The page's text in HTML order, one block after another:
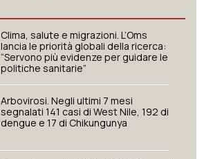
Clima, salute e migrazioni. L’Oms
lancia le priorità globali della ricerca:
“Servono più evidenze per guidare le
politiche sanitarie”
Arbovirosi. Negli ultimi 7 mesi
segnalati 141 casi di West Nile, 192 di
dengue e 17 di Chikungunya